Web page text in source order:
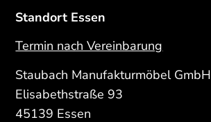
Standort Essen
Termin nach Vereinbarung
Staubach Manufakturmöbel GmbH
Elisabethstraße 93
45139 Essen